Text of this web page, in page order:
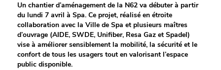
Un chantier d’aménagement de la N62 va débuter à partir
du lundi 7 avril à Spa. Ce projet, réalisé en étroite
collaboration avec la Ville de Spa et plusieurs maîtres
d’ouvrage (AIDE, SWDE, Unifiber, Resa Gaz et Spadel)
vise à améliorer sensiblement la mobilité, la sécurité et le
confort de tous les usagers tout en valorisant l’espace
public disponible.